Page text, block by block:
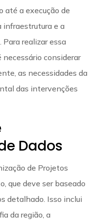
até a execução de
infraestrutura e a
Para realizar essa
necessário considerar
as necessidades da
das intervenções
Dados
de Projetos
que deve ser baseado
detalhado. Isso inclui
da região, a